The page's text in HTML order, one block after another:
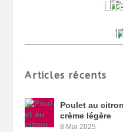
Articles récents
Poulet au
crème légère
8 Mai 2025